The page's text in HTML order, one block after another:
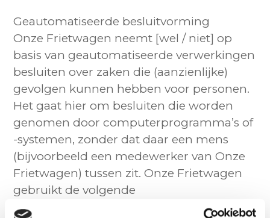
Geautomatiseerde besluitvorming
Onze Frietwagen neemt [wel / niet] op
basis van geautomatiseerde verwerkingen
besluiten over zaken die (aanzienlijke)
gevolgen kunnen hebben voor personen.
Het gaat hier om besluiten die worden
genomen door computerprogramma’s of
-systemen, zonder dat daar een mens
(bijvoorbeeld een medewerker van Onze
Frietwagen) tussen zit. Onze Frietwagen
gebruikt de volgende
computerprogramma’s of -systemen: